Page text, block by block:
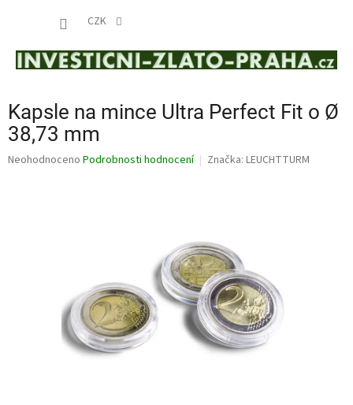
CZK
Kapsle na mince Ultra Perfect Fit o Ø
38,73 mm
Průměrné
Neohodnoceno Podrobnosti hodnocení Značka: LEUCHTTURM